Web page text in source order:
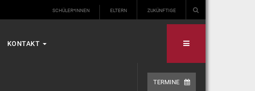
SCHÜLER*INNEN ELTERN ZUKÜNFTIGE
KONTAKT
TERMINE